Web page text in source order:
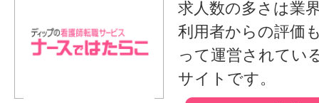
求人数の多さは業
利用者からの評価
って運営されてい
サイトです。